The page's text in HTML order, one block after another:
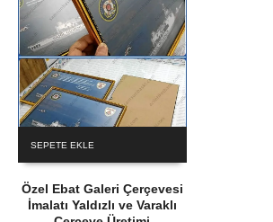
SEPETE EKLE
Özel Ebat Galeri Çerçevesi
İmalatı Yaldızlı ve Varaklı